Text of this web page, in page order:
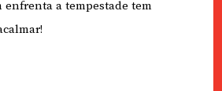
enfrenta a tempestade tem